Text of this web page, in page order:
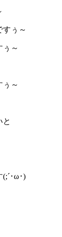
すぅ～
ぅ～
ぅ～
と
･ω･)